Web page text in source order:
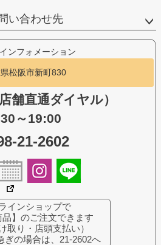
い合わせ先
インフォメーション
松阪市新町830
舗直通ダイヤル）
～19:00
21-2602
インショップで
品】のご注文できます
取り・店頭支払い）
ぎの場合は、21-2602へ